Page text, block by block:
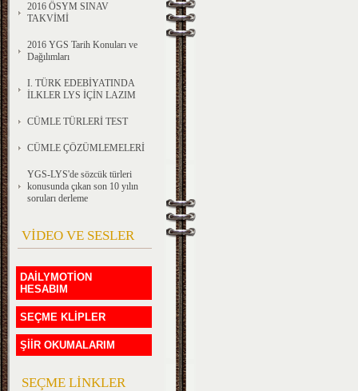
2016 ÖSYM SINAV
TAKVİMİ
2016 YGS Tarih Konuları ve
Dağılımları
I. TÜRK EDEBİYATINDA
İLKLER LYS İÇİN LAZIM
CÜMLE TÜRLERİ TEST
CÜMLE ÇÖZÜMLEMELERİ
YGS-LYS'de sözcük türleri
konusunda çıkan son 10 yılın
soruları derleme
VİDEO VE SESLER
DAİLYMOTİON
HESABIM
SEÇME KLİPLER
ŞİİR OKUMALARIM
SEÇME LİNKLER